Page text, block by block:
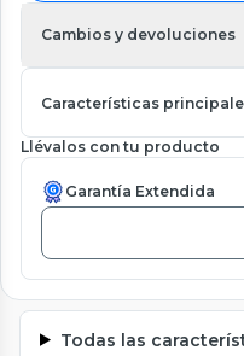
Cambios y devoluciones
Características
Llévalos con tu producto
Garantía Extendida
Todas las